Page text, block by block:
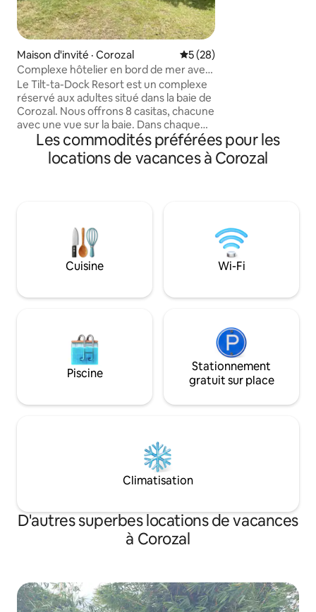
Maison d'invité · Corozal Note moyenne de 5 sur 5,
5 (28)
Complexe hôtelier en bord de mer avec
casitas privées
Le Tilt-ta-Dock Resort est un complexe
réservé aux adultes situé dans la baie de
Corozal. Nous offrons 8 casitas, chacune
avec une vue sur la baie. Dans chaque
casita, les voyageurs peuvent profiter
du confort d'un grand lit, d'une cuisine
entièrement équipée, de la télévision
que complexe hôtelier approuvé Gold
Standard, on applique des protocoles de
nettoyage avancés. De par sa
conception, le Tilt-ta-Dock Resort est
se détendre.
carte, il est dans
Les commodités préférées pour les
locations de vacances à Corozal
Cuisine Wi-Fi
Piscine
Stationnement
gratuit sur place
Climatisation
D'autres superbes locations de vacances
à Corozal